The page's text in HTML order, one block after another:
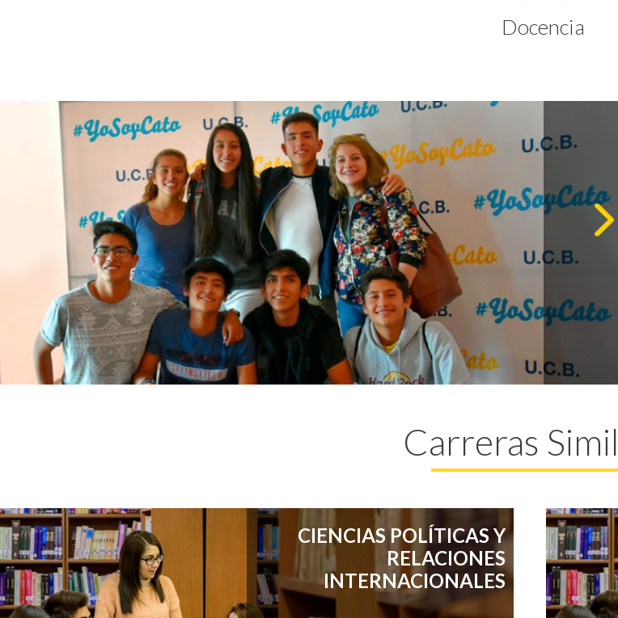
Docencia
Carreras
CIENCIAS POLÍTICAS Y
RELACIONES
INTERNACIONALES